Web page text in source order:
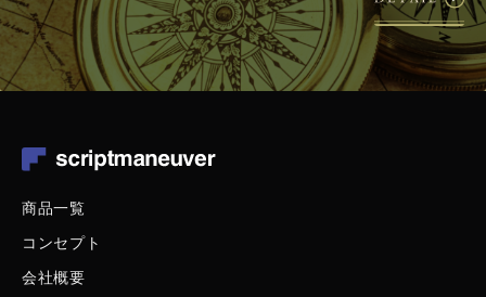
商品一覧
コンセプト
会社概要